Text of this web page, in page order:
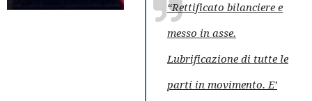
“Rettificato bilanciere e
messo in asse.
Lubrificazione di tutte le
parti in movimento.E’